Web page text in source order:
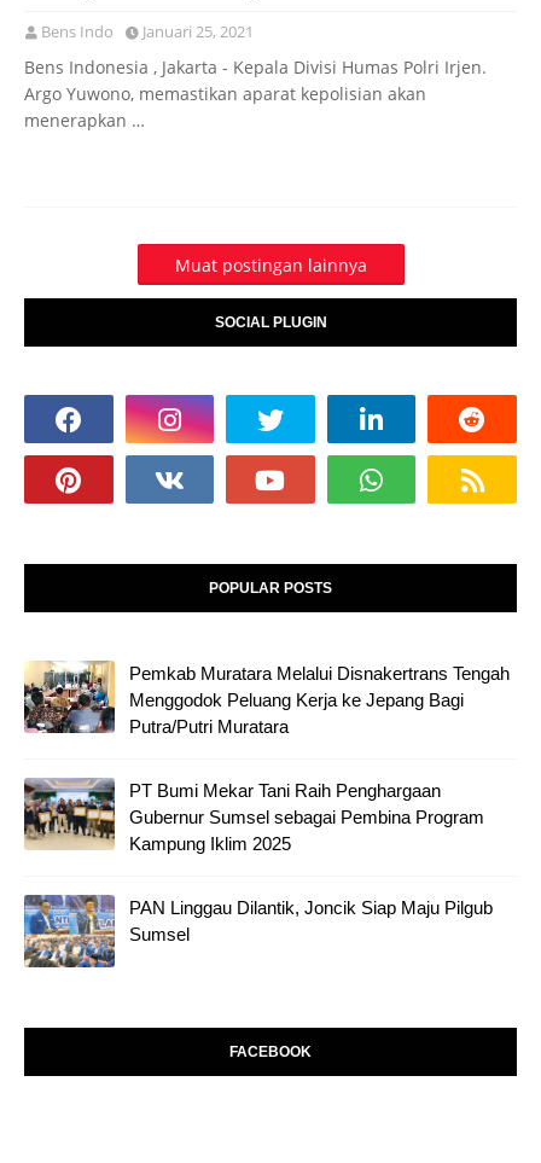
Bens Indo Januari 25, 2021
Bens Indonesia , Jakarta - Kepala Divisi Humas Polri Irjen.
Argo Yuwono, memastikan aparat kepolisian akan
menerapkan …
Muat postingan lainnya
SOCIAL PLUGIN
POPULAR POSTS
Pemkab Muratara Melalui Disnakertrans Tengah
Menggodok Peluang Kerja ke Jepang Bagi
Putra/Putri Muratara
PT Bumi Mekar Tani Raih Penghargaan
Gubernur Sumsel sebagai Pembina Program
Kampung Iklim 2025
PAN Linggau Dilantik, Joncik Siap Maju Pilgub
Sumsel
FACEBOOK